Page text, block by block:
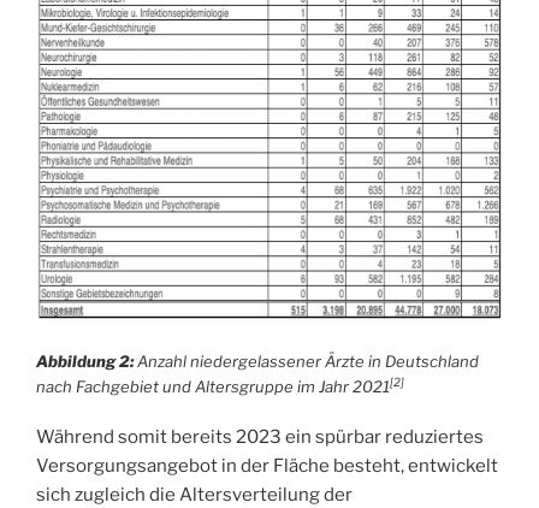
Abbildung 2:Anzahl niedergelassener Ärzte in Deutschland
nach Fachgebiet und Altersgruppe im Jahr 2021[2]
Während somit bereits 2023 ein spürbar reduziertes
Versorgungsangebot in der Fläche besteht, entwickelt
sich zugleich die Altersverteilung der